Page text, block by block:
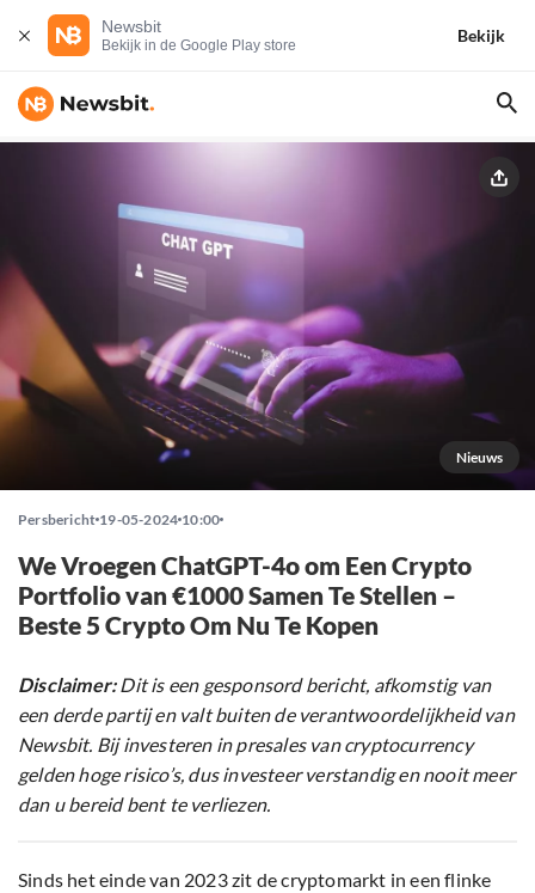
Newsbit
Bekijk in de Google Play store
Bekijk
Nieuws
Persbericht 19-05-2024 10:00
We Vroegen ChatGPT-4o om Een Crypto
Portfolio van €1000 Samen Te Stellen –
Beste 5 Crypto Om Nu Te Kopen
Disclaimer:Dit is een gesponsord bericht, afkomstig van
een derde partij en valt buiten de verantwoordelijkheid van
Newsbit. Bij investeren in presales van cryptocurrency
gelden hoge risico’s, dus investeer verstandig en nooit meer
dan u bereid bent te verliezen.
Sinds het einde van 2023 zit de cryptomarkt in een flinke